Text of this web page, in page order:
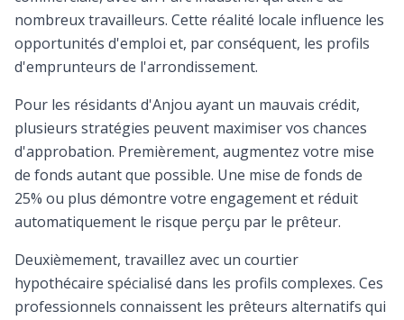
nombreux travailleurs. Cette réalité locale influence les
opportunités d'emploi et, par conséquent, les profils
d'emprunteurs de l'arrondissement.
Pour les résidants d'Anjou ayant un mauvais crédit,
plusieurs stratégies peuvent maximiser vos chances
d'approbation. Premièrement, augmentez votre mise
de fonds autant que possible. Une mise de fonds de
25% ou plus démontre votre engagement et réduit
automatiquement le risque perçu par le prêteur.
Deuxièmement, travaillez avec un courtier
hypothécaire spécialisé dans les profils complexes. Ces
professionnels connaissent les prêteurs alternatifs qui